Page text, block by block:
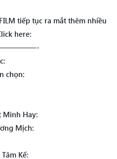
tiếp tục ra mắt thêm nhiều
here:
chọn:
Minh Hay:
Mịch:
Kế: